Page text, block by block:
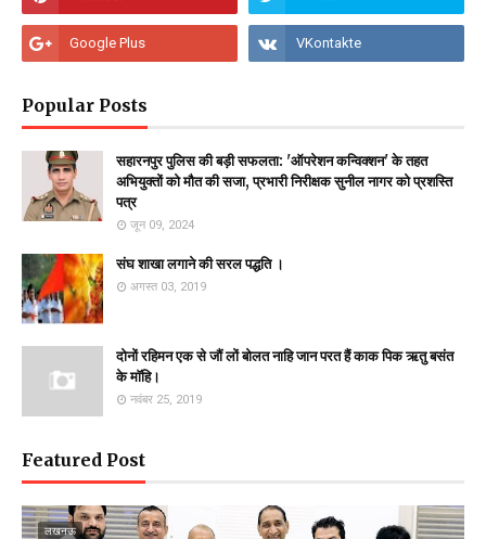
Popular Posts
सहारनपुर पुलिस की बड़ी सफलता: 'ऑपरेशन कन्विक्शन' के तहत
अभियुक्तों को मौत की सजा, प्रभारी निरीक्षक सुनील नागर को प्रशस्ति
पत्र
जून 09, 2024
संघ शाखा लगाने की सरल पद्धति ।
अगस्त 03, 2019
दोनों रहिमन एक से जौं लों बोलत नाहि जान परत हैं काक पिक ऋतु बसंत
के माॅहि।
नवंबर 25, 2019
Featured Post
लखनऊ